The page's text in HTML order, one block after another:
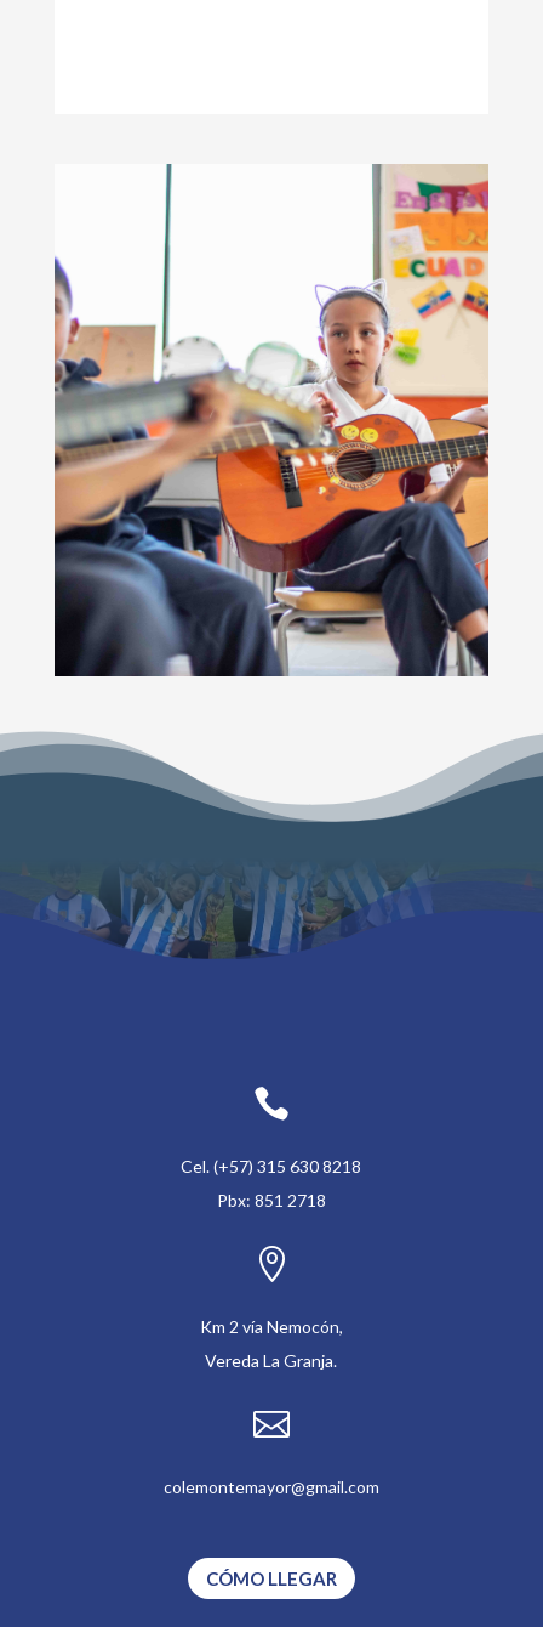

Cel. (+57) 315 630 8218
Pbx: 851 2718

Km 2 vía Nemocón,
Vereda La Granja.

colemontemayor@gmail.com
CÓMO LLEGAR